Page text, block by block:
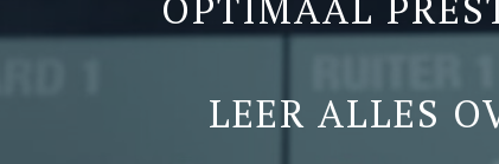
LEER ALLES